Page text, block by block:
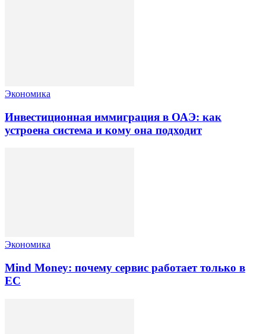
Экономика
Инвестиционная иммиграция в ОАЭ: как
устроена система и кому она подходит
Экономика
Mind Money: почему сервис работает только в
ЕС